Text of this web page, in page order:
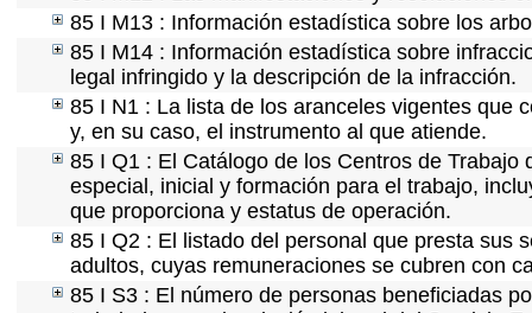
85 I M13 : Información estadística sobre los
85 I M14 : Información estadística sobre
legal infringido y la descripción de la infracción.
85 I N1 : La lista de los aranceles vigentes que
y, en su caso, el instrumento al que atiende.
85 I Q1 : El Catálogo de los Centros de
especial, inicial y formación para el trabajo,
que proporciona y estatus de operación.
85 I Q2 : El listado del personal que presta sus
adultos, cuyas remuneraciones se cubren con
85 I S3 : El número de personas beneficiadas